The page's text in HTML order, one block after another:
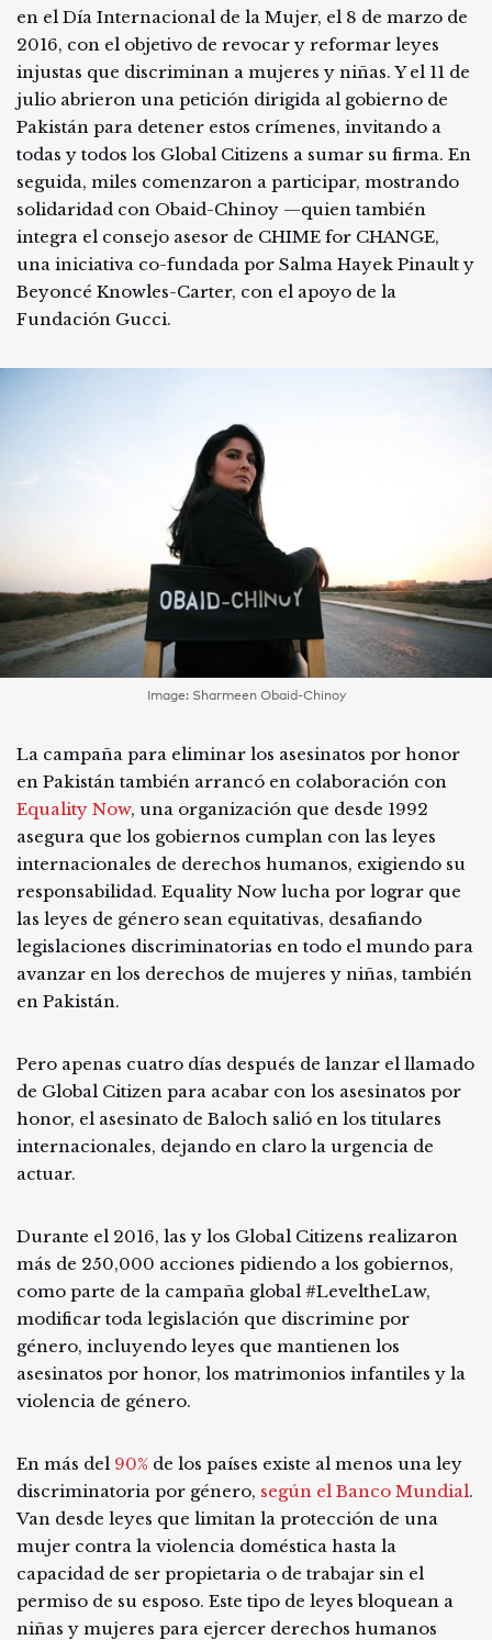
en el Día Internacional de la Mujer, el 8 de marzo de
2016, con el objetivo de revocar y reformar leyes
injustas que discriminan a mujeres y niñas. Y el 11 de
julio abrieron una petición dirigida al gobierno de
Pakistán para detener estos crímenes, invitando a
todas y todos los Global Citizens a sumar su firma. En
seguida, miles comenzaron a participar, mostrando
solidaridad con Obaid-Chinoy —quien también
integra el consejo asesor de CHIME for CHANGE,
una iniciativa co-fundada por Salma Hayek Pinault y
Beyoncé Knowles-Carter, con el apoyo de la
Fundación Gucci.
Image: Sharmeen Obaid-Chinoy
La campaña para eliminar los asesinatos por honor
en Pakistán también arrancó en colaboración con
Equality Now, una organización que desde 1992
asegura que los gobiernos cumplan con las leyes
internacionales de derechos humanos, exigiendo su
responsabilidad. Equality Now lucha por lograr que
las leyes de género sean equitativas, desafiando
legislaciones discriminatorias en todo el mundo para
avanzar en los derechos de mujeres y niñas, también
en Pakistán.
Pero apenas cuatro días después de lanzar el llamado
de Global Citizen para acabar con los asesinatos por
honor, el asesinato de Baloch salió en los titulares
internacionales, dejando en claro la urgencia de
actuar.
Durante el 2016, las y los Global Citizens realizaron
más de 250,000 acciones pidiendo a los gobiernos,
como parte de la campaña global #LeveltheLaw,
modificar toda legislación que discrimine por
género, incluyendo leyes que mantienen los
asesinatos por honor, los matrimonios infantiles y la
violencia de género.
En más del 90% de los países existe al menos una ley
discriminatoria por género, según el Banco Mundial.
Van desde leyes que limitan la protección de una
mujer contra la violencia doméstica hasta la
capacidad de ser propietaria o de trabajar sin el
permiso de su esposo. Este tipo de leyes bloquean a
niñas y mujeres para ejercer derechos humanos